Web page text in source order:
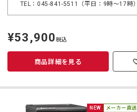
TEL：045-841-5511（平日：9時～17時）
定
価
¥53,900税込
商品詳細を見る
NEW メーカー直送